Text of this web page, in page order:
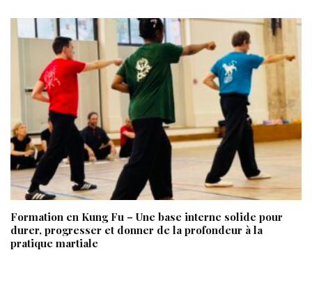
Formation en Kung Fu – Une base interne solide pour
durer, progresser et donner de la profondeur à la
pratique martiale